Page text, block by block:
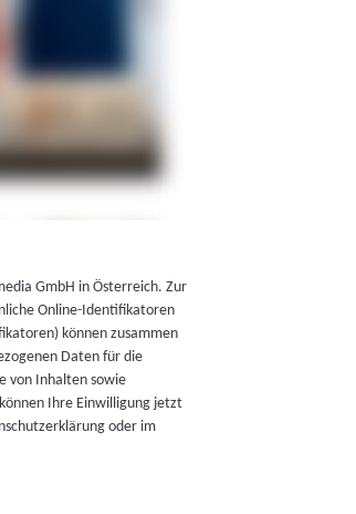
GmbH in Österreich. Zur
Online-Identifikatoren
können zusammen
Daten für die
von Inhalten sowie
Ihre Einwilligung jetzt
oder im